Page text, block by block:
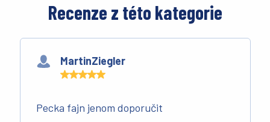
Recenze z této kategorie
MartinZiegler
Pecka fajn jenom doporučit